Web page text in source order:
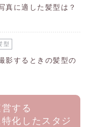
真に適した髪型は？
型
影するときの髪型の
する
化したスタジ